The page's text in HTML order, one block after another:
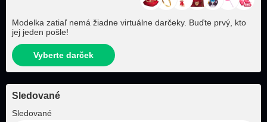
Modelka zatiaľ nemá žiadne virtuálne darčeky. Buďte prvý, kto
jej jeden pošle!
Vyberte darček
Sledované
Sledované